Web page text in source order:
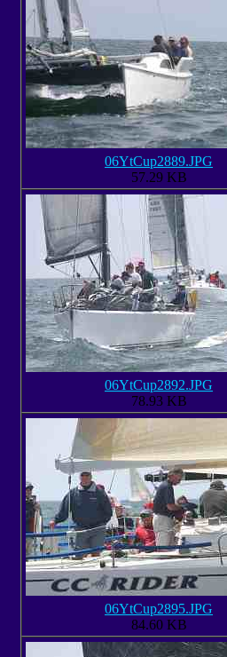
06YtCup2889.JPG
57.29 KB
06YtCup2892.JPG
78.93 KB
06YtCup2895.JPG
84.60 KB